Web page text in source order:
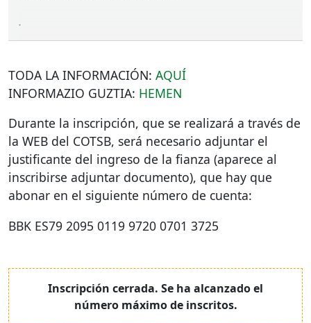
.
TODA LA INFORMACIÓN: AQUÍ
INFORMAZIO GUZTIA: HEMEN
Durante la inscripción, que se realizará a través de
la WEB del COTSB, será necesario adjuntar el
justificante del ingreso de la fianza (aparece al
inscribirse adjuntar documento), que hay que
abonar en el siguiente número de cuenta:
BBK ES79 2095 0119 9720 0701 3725
Inscripción cerrada. Se ha alcanzado el
número máximo de inscritos.